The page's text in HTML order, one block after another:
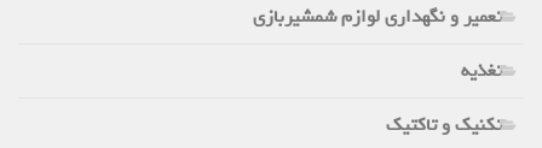
تعمیر و نگهداری لوازم شمشیربازی
تغذیه
تکنیک و تاکتیک